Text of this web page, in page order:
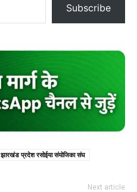
Subscribe
झारखंड प्रदेश रसोईया संयोजिका संघ
Next article